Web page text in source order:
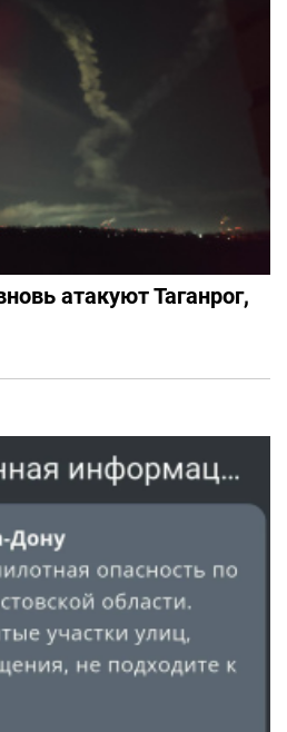
атакуют Таганрог,